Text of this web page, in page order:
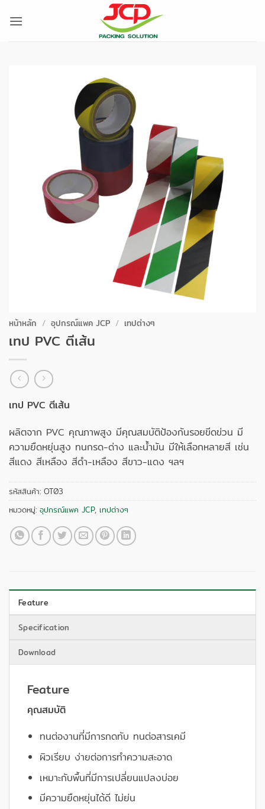
หน้าหลัก / อุปกรณ์แพค JCP / เทปต่างๆ
เทป PVC ตีเส้น
เทป PVC ตีเส้น
ผลิตจาก PVC คุณภาพสูง มีคุณสมบัติป้องกันรอยขีดข่วน มี
ความยืดหยุ่นสูง ทนกรด-ด่าง และน้ำมัน มีให้เลือกหลายสี เช่น
สีแดง สีเหลือง สีดำ-เหลือง สีขาว-แดง ฯลฯ
รหัสสินค้า: OT03
หมวดหมู่: อุปกรณ์แพค JCP, เทปต่างๆ
Feature
Specification
Download
Feature
คุณสมบัติ
ทนต่องานที่มีการกดทับ ทนต่อสารเคมี
ผิวเรียบ ง่ายต่อการทำความสะอาด
เหมาะกับพื้นที่มีการเปลี่ยนแปลงบ่อย
มีความยืดหยุ่นได้ดี ไม่ย่น